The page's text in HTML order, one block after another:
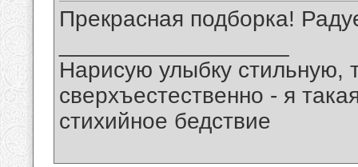
Прекрасная подборка!
Нарисую улыбку стильную,
сверхъестественно - я
стихийное бедствие